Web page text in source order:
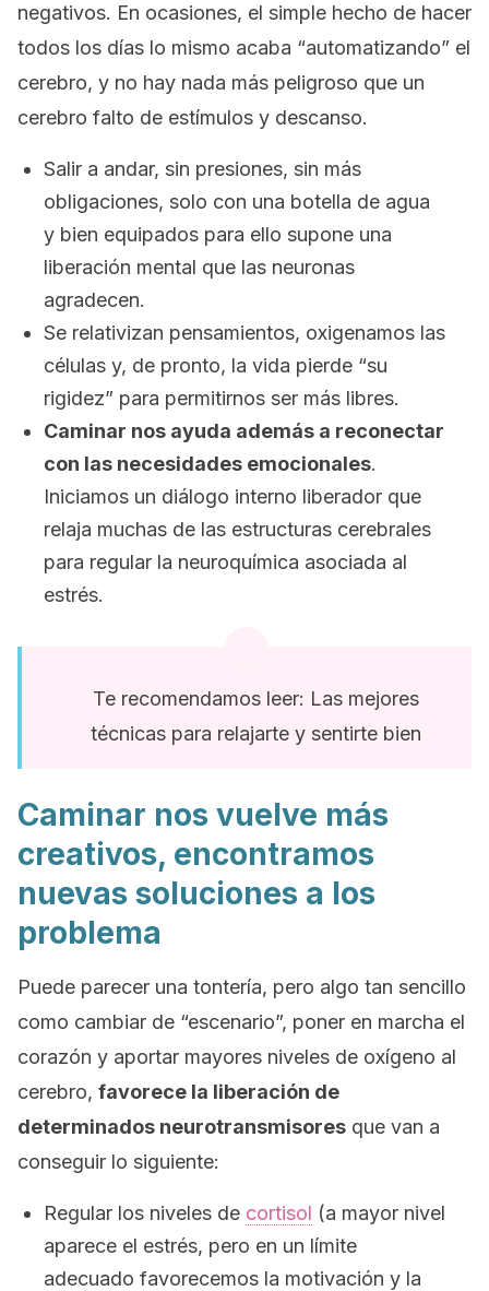
negativos. En ocasiones, el simple hecho de hacer
todos los días lo mismo acaba “automatizando” el
cerebro, y no hay nada más peligroso que un
cerebro falto de estímulos y descanso.
Salir a andar, sin presiones, sin más
obligaciones, solo con una botella de agua
y bien equipados para ello supone una
liberación mental que las neuronas
agradecen.
Se relativizan pensamientos, oxigenamos las
células y, de pronto, la vida pierde “su
rigidez” para permitirnos ser más libres.
Caminar nos ayuda además a reconectar
con las necesidades emocionales.
Iniciamos un diálogo interno liberador que
relaja muchas de las estructuras cerebrales
para regular la neuroquímica asociada al
estrés.
Te recomendamos leer: Las mejores
técnicas para relajarte y sentirte bien
Caminar nos vuelve más
creativos, encontramos
nuevas soluciones a los
problema
Puede parecer una tontería, pero algo tan sencillo
como cambiar de “escenario”, poner en marcha el
corazón y aportar mayores niveles de oxígeno al
cerebro, favorece la liberación de
determinados neurotransmisores que van a
conseguir lo siguiente:
Regular los niveles de cortisol (a mayor nivel
aparece el estrés, pero en un límite
adecuado favorecemos la motivación y la